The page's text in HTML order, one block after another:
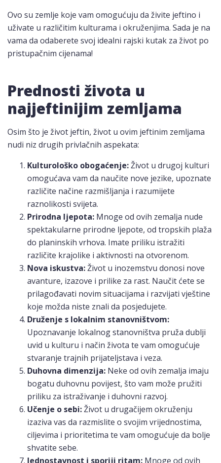
Ovo su zemlje koje vam omogućuju da živite jeftino i
uživate u različitim kulturama i okruženjima. Sada je na
vama da odaberete svoj idealni rajski kutak za život po
pristupačnim cijenama!
Prednosti života u
najjeftinijim zemljama
Osim što je život jeftin, život u ovim jeftinim zemljama
nudi niz drugih privlačnih aspekata:
Kulturološko obogaćenje:Život u drugoj kulturi
omogućava vam da naučite nove jezike, upoznate
različite načine razmišljanja i razumijete
raznolikosti svijeta.
Prirodna ljepota: Mnoge od ovih zemalja nude
spektakularne prirodne ljepote, od tropskih plaža
do planinskih vrhova. Imate priliku istražiti
različite krajolike i aktivnosti na otvorenom.
Nova iskustva:Život u inozemstvu donosi nove
avanture, izazove i prilike za rast. Naučit ćete se
prilagođavati novim situacijama i razvijati vještine
koje možda niste znali da posjedujete.
Druženje s lokalnim stanovništvom:
Upoznavanje lokalnog stanovništva pruža dublji
uvid u kulturu i način života te vam omogućuje
stvaranje trajnih prijateljstava i veza.
Duhovna dimenzija: Neke od ovih zemalja imaju
bogatu duhovnu povijest, što vam može pružiti
priliku za istraživanje i duhovni razvoj.
Učenje o sebi:Život u drugačijem okruženju
izaziva vas da razmislite o svojim vrijednostima,
ciljevima i prioritetima te vam omogućuje da bolje
shvatite sebe.
Jednostavnost i sporiji ritam: Mnoge od ovih